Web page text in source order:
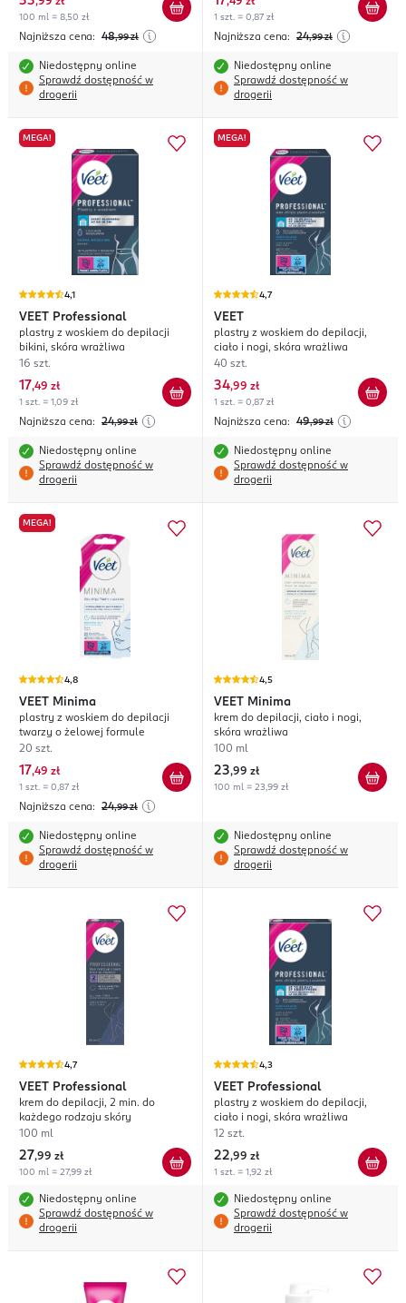
100 ml = 8,50 zł
Najniższa cena: 48,99 zł
Niedostępny online
Sprawdź dostępność w
drogerii
1 szt. = 0,87 zł
Najniższa cena: 24,99 zł
Niedostępny online
Sprawdź dostępność w
drogerii
MEGA!
4,1
VEET Professional
plastry z woskiem do depilacji
bikini, skóra wrażliwa
16 szt.
17,49 zł
1 szt. = 1,09 zł
Najniższa cena: 24,99 zł
Niedostępny online
Sprawdź dostępność w
drogerii
MEGA!
4,7
VEET
plastry z woskiem do depilacji,
ciało i nogi, skóra wrażliwa
40 szt.
34,99 zł
1 szt. = 0,87 zł
Najniższa cena: 49,99 zł
Niedostępny online
Sprawdź dostępność w
drogerii
MEGA!
4,8
VEET Minima
plastry z woskiem do depilacji
twarzy o żelowej formule
20 szt.
17,49 zł
1 szt. = 0,87 zł
Najniższa cena: 24,99 zł
Niedostępny online
Sprawdź dostępność w
drogerii
4,5
VEET Minima
krem do depilacji, ciało i nogi,
skóra wrażliwa
100 ml
23,99 zł
100 ml = 23,99 zł
Niedostępny online
Sprawdź dostępność w
drogerii
4,7
VEET Professional
krem do depilacji, 2 min. do
każdego rodzaju skóry
100 ml
27,99 zł
100 ml = 27,99 zł
Niedostępny online
Sprawdź dostępność w
drogerii
4,3
VEET Professional
plastry z woskiem do depilacji,
ciało i nogi, skóra wrażliwa
12 szt.
22,99 zł
1 szt. = 1,92 zł
Niedostępny online
Sprawdź dostępność w
drogerii